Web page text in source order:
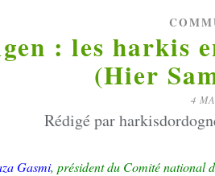
: les harkis
(Hier
4
Rédigé par
Gasmi, président du Comité national